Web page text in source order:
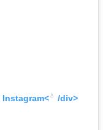
Instagram<💧 /div>